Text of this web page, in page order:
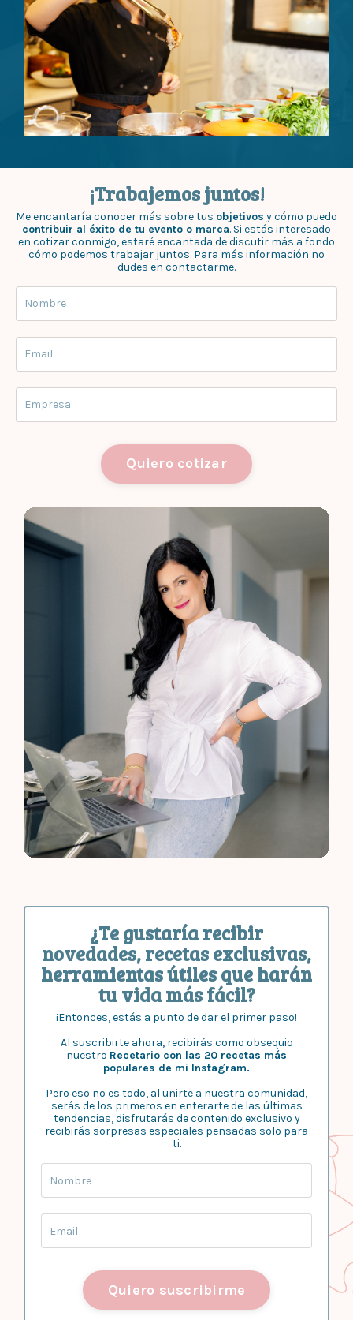
¡Trabajemos juntos!
Me encantaría conocer más sobre tus objetivos y cómo puedo
contribuir al éxito de tu evento o marca. Si estás interesado
en cotizar conmigo, estaré encantada de discutir más a fondo
cómo podemos trabajar juntos. Para más información no
dudes en contactarme.
Quiero cotizar
¿Te gustaría recibir
novedades, recetas exclusivas,
herramientas útiles que harán
tu vida más fácil?
¡Entonces, estás a punto de dar el primer paso!
Al suscribirte ahora, recibirás como obsequio
nuestro Recetario con las 20 recetas más
populares de mi Instagram.
Pero eso no es todo, al unirte a nuestra comunidad,
serás de los primeros en enterarte de las últimas
tendencias, disfrutarás de contenido exclusivo y
recibirás sorpresas especiales pensadas solo para
ti.
Quiero suscribirme